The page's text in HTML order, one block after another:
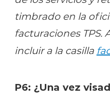
timbrado en la
facturaciones TPS.
incluir a la casilla
P6: ¿Una vez